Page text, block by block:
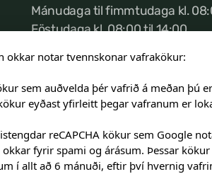
Mánudaga til fimmtudaga kl.
Föstudaga kl. 08:00 til 14:00
Ef neyðartilvik kemursem
nemenda, vinsamlegast hafið
okkar notar tvennskonar vafrakökur:
sem auðvelda þér vafrið á meðan þú
eyðast yfirleitt þegar vafranum er
reCAPCHA kökur sem Google
fyrir spami og árásum. Þessar
í allt að 6 mánuði, eftir því hvernig